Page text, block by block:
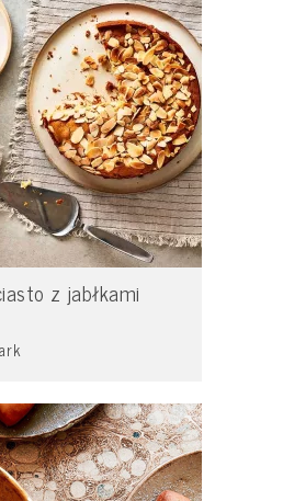
z jabłkami